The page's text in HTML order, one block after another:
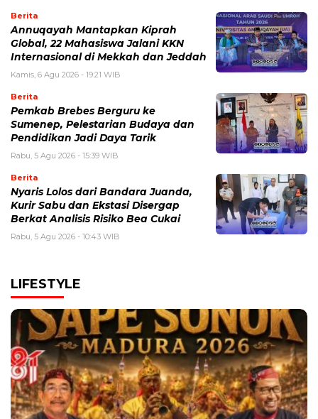
Berita
Annuqayah Mantapkan Kiprah
Global, 22 Mahasiswa Jalani KKN
Internasional di Mekkah dan Jeddah
Kamis, 6 Agu 2026 - 19:21 WIB
Berita
Pemkab Brebes Berguru ke
Sumenep, Pelestarian Budaya dan
Pendidikan Jadi Daya Tarik
Rabu, 5 Agu 2026 - 15:39 WIB
Berita
Nyaris Lolos dari Bandara Juanda,
Kurir Sabu dan Ekstasi Disergap
Berkat Analisis Risiko Bea Cukai
Rabu, 5 Agu 2026 - 10:43 WIB
LIFESTYLE